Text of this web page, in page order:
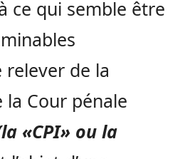
ce qui semble être
relever de la
Cour pénale
«CPI» ou la